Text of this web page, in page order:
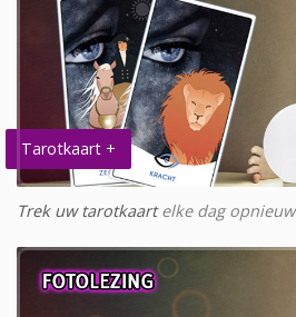
Tarotkaart +
Trek uw tarotkaartelke dag opnieuw